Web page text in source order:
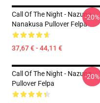
Call Of The Night - Nazuna
Nanakusa Pullover Felpa
37,67 € - 44,11 €
-20%
Call Of The Night - Nazuna
Pullover Felpa
-20%